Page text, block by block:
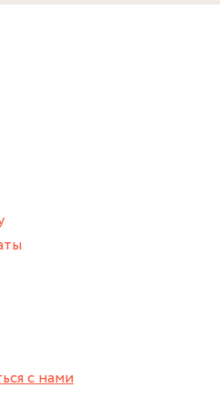
перед купанием (и в море, и в
месте.
доставляем все изделия в
или упаковке бренда.
упаковку для хранения,
на себе.
с нами